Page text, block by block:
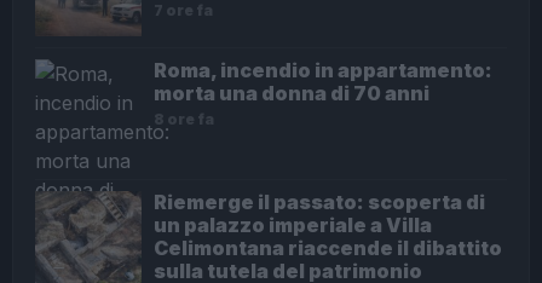
7 ore fa
Roma, incendio in appartamento:
morta una donna di 70 anni
8 ore fa
Riemerge il passato: scoperta di
un palazzo imperiale a Villa
Celimontana riaccende il dibattito
sulla tutela del patrimonio